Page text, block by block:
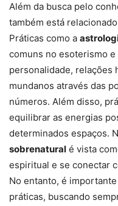
Além da busca pelo
também está
Práticas como a
comuns no esoterismo
personalidade, relações
mundanos através das
números. Além disso,
equilibrar as energias
determinados espaços.
sobrenatural é vista
espiritual e se conectar
No entanto, é
práticas, buscando